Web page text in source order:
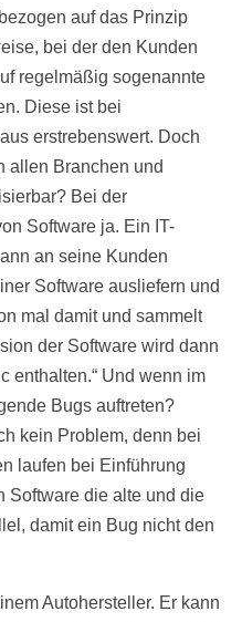
auf das Prinzip
bei der den Kunden
regelmäßig sogenannte
Diese ist bei
erstrebenswert. Doch
allen Branchen und
Bei der
Software ja. Ein IT-
an seine Kunden
Software ausliefern und
mal damit und sammelt
der Software wird dann
enthalten.“ Und wenn im
Bugs auftreten?
kein Problem, denn bei
laufen bei Einführung
Software die alte und die
damit ein Bug nicht den
Autohersteller. Er kann